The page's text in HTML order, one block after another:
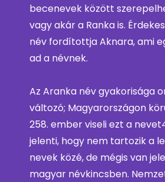
becenevek között
vagy akár a Ranka is.
név fordítottja Aknara, ami
ad a névnek.
Az Aranka név gyakorisága
változó; Magyarországon
258. ember viseli ezt a
jelenti, hogy nem tartozik a
nevek közé, de mégis van
magyar névkincsben.